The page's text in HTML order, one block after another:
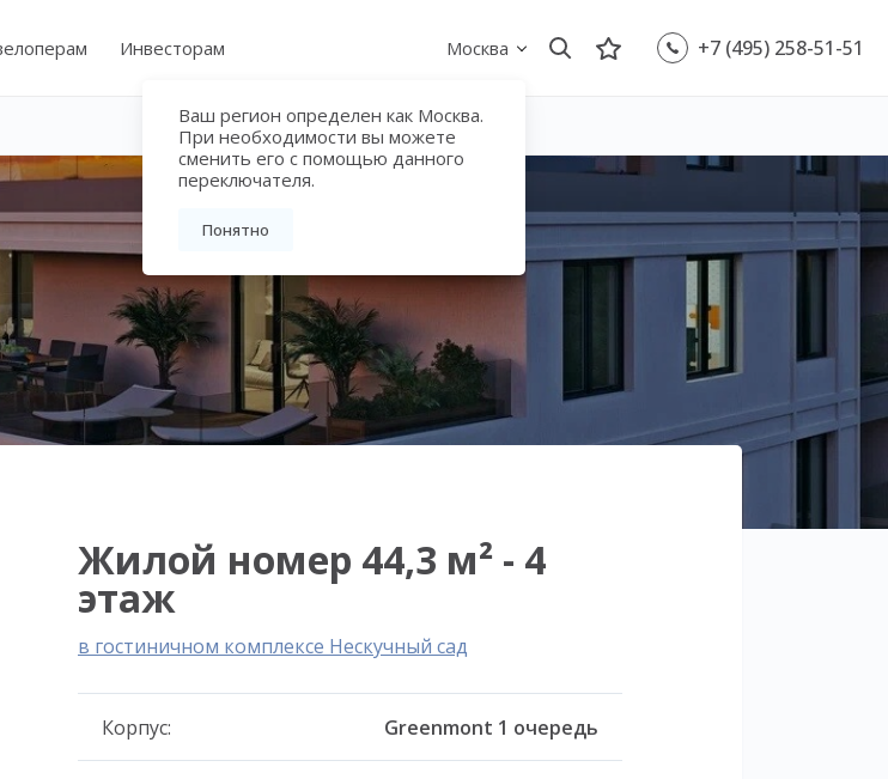
Инвесторам Москва
Ваш регион определен как Москва.
При необходимости вы можете
сменить его с помощью данного
переключателя.
Понятно
+7 (495) 258-51-51
Жилой номер 44,3 м² - 4
этаж
в гостиничном комплексе Нескучный сад
Корпус: Greenmont 1 очередь